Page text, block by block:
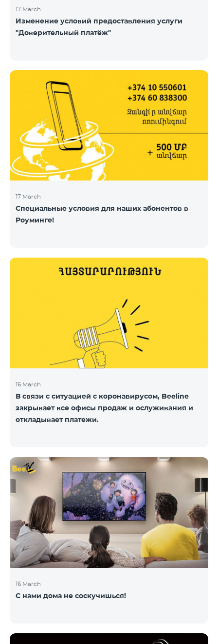
17 March
Изменение условий предоставления услуги
"Доверительный платёж"
17 March
Специальные условия для наших абонентов в
Роуминге!
16 March
В связи с ситуацией с коронавирусом, Beeline
закрывает все офисы продаж и ослуживания и
откладывает платежи.
16 March
С нами дома не соскучишься!